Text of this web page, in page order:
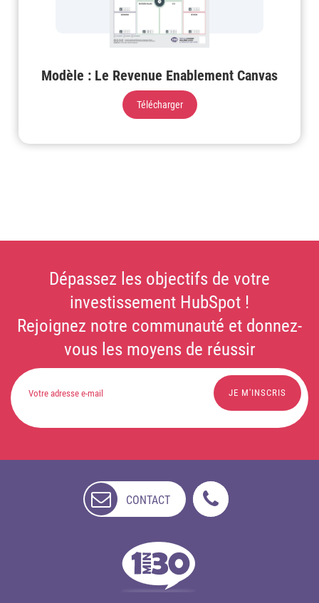
Modèle : Le Revenue Enablement Canvas
Télécharger
Dépassez les objectifs de votre
investissement HubSpot !
Rejoignez notre communauté et donnez-
vous les moyens de réussir
CONTACT
DISPONIBLE